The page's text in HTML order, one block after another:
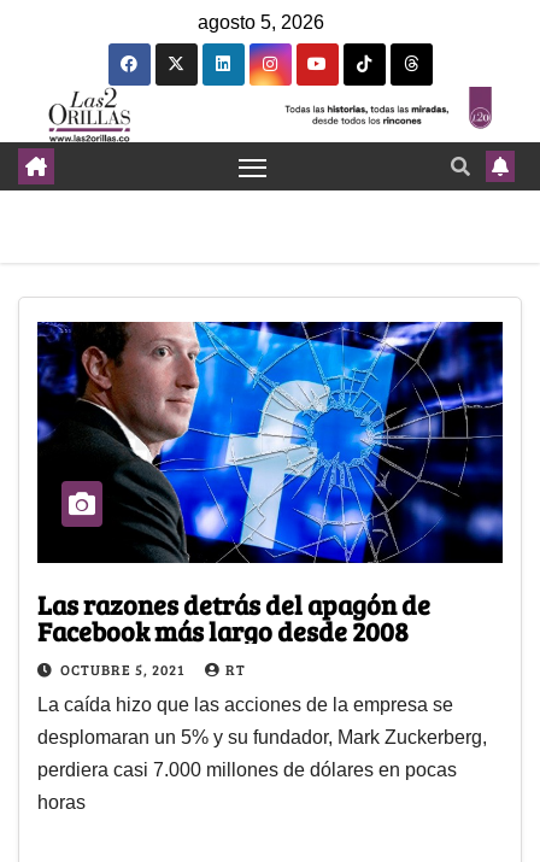
agosto 5, 2026
Las razones detrás del apagón de
Facebook más largo desde 2008
OCTUBRE 5, 2021 RT
La caída hizo que las acciones de la empresa se
desplomaran un 5% y su fundador, Mark Zuckerberg,
perdiera casi 7.000 millones de dólares en pocas
horas